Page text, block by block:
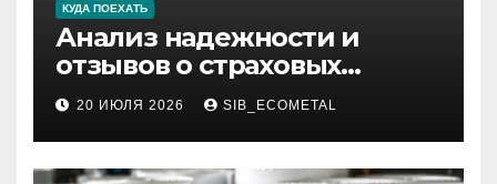
КУДА ПОЕХАТЬ
Анализ надежности и
отзывов о страховых
компаниях по итогам 2026
года
20 ИЮЛЯ 2026 SIB_ECOMETAL